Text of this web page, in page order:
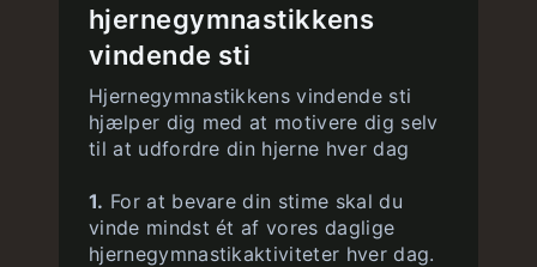
hjernegymnastikkens
vindende sti
Hjernegymnastikkens vindende sti
hjælper dig med at motivere dig selv
til at udfordre din hjerne hver dag
1. For at bevare din stime skal du
vinde mindst ét af vores daglige
hjernegymnastikaktiviteter hver dag.